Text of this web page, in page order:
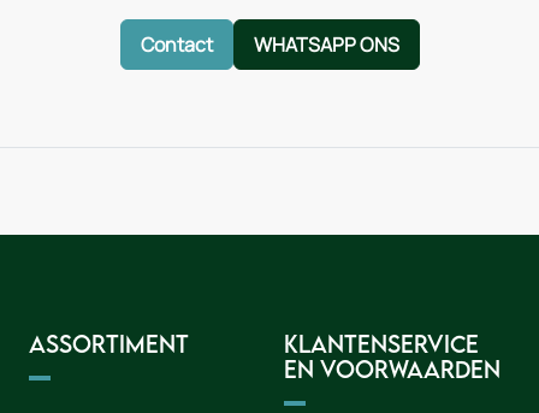
Contact WHATSAPP ONS
Assortiment
Klantenservice
en voorwaarden